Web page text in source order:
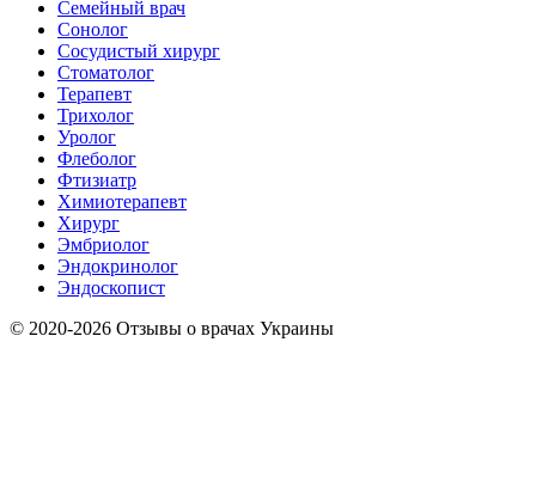
Семейный врач
Сонолог
Сосудистый хирург
Стоматолог
Терапевт
Трихолог
Уролог
Флеболог
Фтизиатр
Химиотерапевт
Хирург
Эмбриолог
Эндокринолог
Эндоскопист
© 2020-2026 Отзывы о врачах Украины